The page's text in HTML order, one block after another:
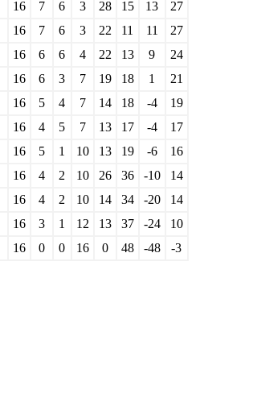
16 7 6 3 28 15 13
27
16 7 6 3 22 11 11
27
16 6 6 4 22 13 9
24
16 6 3 7 19 18 1
21
16 5 4 7 14 18 -4
19
16 4 5 7 13 17 -4
17
16 5 1 10 13 19 -6
16
16 4 2 10 26 36 -10
14
16 4 2 10 14 34 -20
14
16 3 1 12 13 37 -24
10
16 0 0 16 0 48 -48 -3